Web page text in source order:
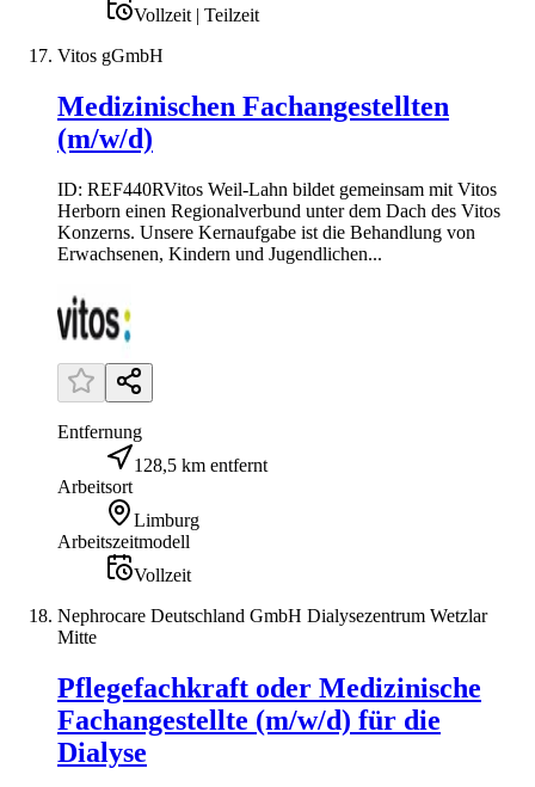
Vollzeit | Teilzeit
Vitos gGmbH
Medizinischen Fachangestellten
(m/w/d)
ID: REF440RVitos Weil-Lahn bildet gemeinsam mit Vitos
Herborn einen Regionalverbund unter dem Dach des Vitos
Konzerns. Unsere Kernaufgabe ist die Behandlung von
Erwachsenen, Kindern und Jugendlichen...
Entfernung
128,5 km entfernt
Arbeitsort
Limburg
Arbeitszeitmodell
Vollzeit
Nephrocare Deutschland GmbH Dialysezentrum Wetzlar
Mitte
Pflegefachkraft oder Medizinische
Fachangestellte (m/w/d) für die
Dialyse